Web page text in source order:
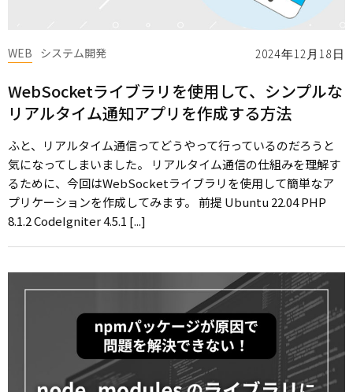
2024年12月18日
WEB システム開発
WebSocketライブラリを使用して、シンプルな
リアルタイム通知アプリを作成する方法
ふと、リアルタイム通信ってどうやって行っているのだろうと
気になってしまいました。 リアルタイム通信の仕組みを理解す
るために、今回はWebSocketライブラリを使用して簡単なア
プリケーションを作成してみます。 前提 Ubuntu 22.04 PHP
8.1.2 CodeIgniter 4.5.1 [...]